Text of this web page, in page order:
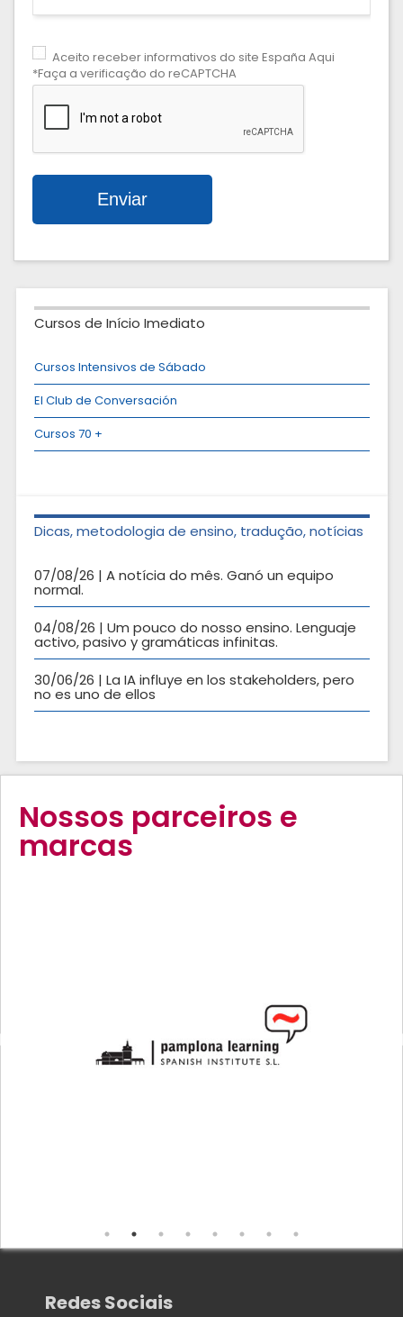
Aceito receber informativos do site España Aqui
*Faça a verificação do reCAPTCHA
Cursos de Início Imediato
Cursos Intensivos de Sábado
El Club de Conversación
Cursos 70 +
Dicas, metodologia de ensino, tradução, notícias
07/08/26 | A notícia do mês. Ganó un equipo
normal.
04/08/26 | Um pouco do nosso ensino. Lenguaje
activo, pasivo y gramáticas infinitas.
30/06/26 | La IA influye en los stakeholders, pero
no es uno de ellos
Nossos parceiros e
marcas
Redes Sociais